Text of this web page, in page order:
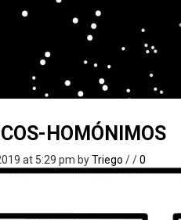
HOMÓNIMOS
at 5:29 pm byTriego //0